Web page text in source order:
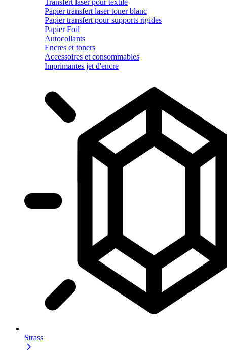
Papier transfert laser toner blanc
Papier transfert pour supports rigides
Papier Foil
Autocollants
Encres et toners
Accessoires et consommables
Imprimantes jet d'encre
Strass